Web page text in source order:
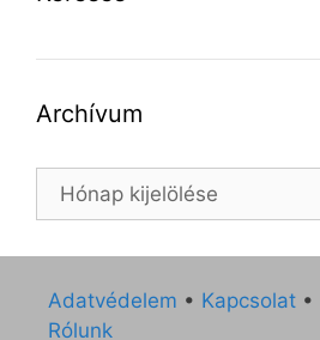
Archívum
Archívum
Adatvédelem • Kapcsolat •
Rólunk